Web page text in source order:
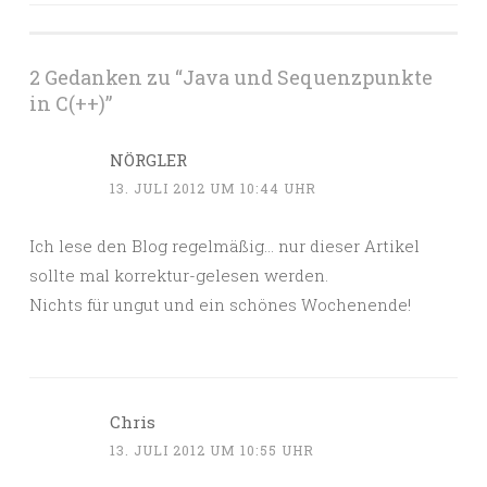
2 Gedanken zu “Java und Sequenzpunkte
in C(++)”
NÖRGLER
13. JULI 2012 UM 10:44 UHR
Ich lese den Blog regelmäßig… nur dieser Artikel
sollte mal korrektur-gelesen werden.
Nichts für ungut und ein schönes Wochenende!
Chris
13. JULI 2012 UM 10:55 UHR